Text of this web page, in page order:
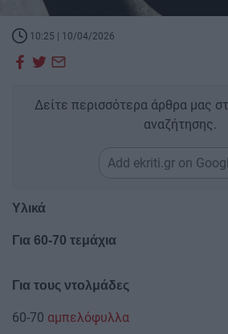
10:25 | 10/04/2026
Δείτε περισσότερα άρθρα μας
αναζήτησης.
Add ekriti.gr on
Υλικά
Για 60-70 τεμάχια
Για τους ντολμάδες
60-70 αμπελόφυλλα